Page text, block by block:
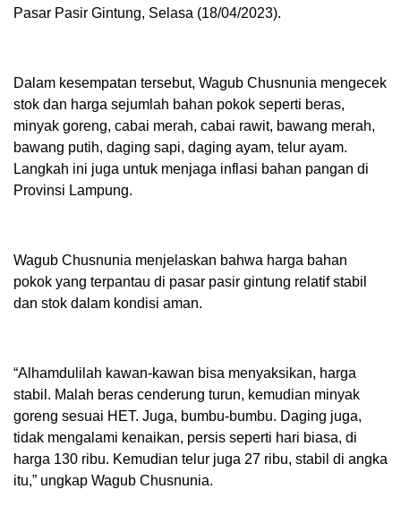
Pasar Pasir Gintung, Selasa (18/04/2023).
Dalam kesempatan tersebut, Wagub Chusnunia mengecek
stok dan harga sejumlah bahan pokok seperti beras,
minyak goreng, cabai merah, cabai rawit, bawang merah,
bawang putih, daging sapi, daging ayam, telur ayam.
Langkah ini juga untuk menjaga inflasi bahan pangan di
Provinsi Lampung.
Wagub Chusnunia menjelaskan bahwa harga bahan
pokok yang terpantau di pasar pasir gintung relatif stabil
dan stok dalam kondisi aman.
“Alhamdulilah kawan-kawan bisa menyaksikan, harga
stabil. Malah beras cenderung turun, kemudian minyak
goreng sesuai HET. Juga, bumbu-bumbu. Daging juga,
tidak mengalami kenaikan, persis seperti hari biasa, di
harga 130 ribu. Kemudian telur juga 27 ribu, stabil di angka
itu,” ungkap Wagub Chusnunia.